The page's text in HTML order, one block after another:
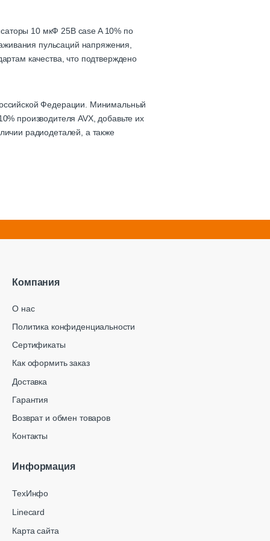
10 мкФ 25В case A 10% по
пульсаций напряжения,
качества, что подтверждено
Федерации. Минимальный
производителя AVX, добавьте их
радиодеталей, а также
Компания
О нас
Политика конфиденциальности
Сертификаты
Как оформить заказ
Доставка
Гарантия
Возврат и обмен товаров
Контакты
Информация
ТехИнфо
Linecard
Карта сайта